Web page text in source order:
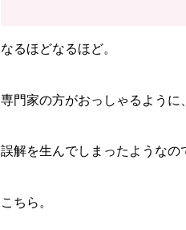
なるほどなるほど。
専門家の方がおっしゃるように
誤解を生んでしまったようなの
こちら。